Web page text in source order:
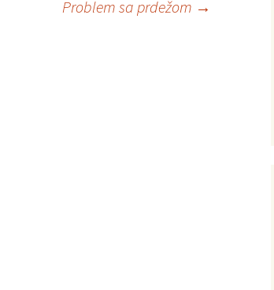
Problem sa prdežom →